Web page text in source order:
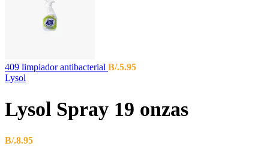
409 limpiador antibacterial B/.5.95
Lysol
Lysol Spray 19 onzas
B/.8.95